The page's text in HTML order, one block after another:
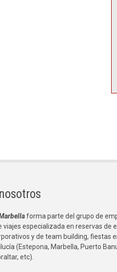
forma parte del grupo de
viajes especializada en reservas de
y de team building, fiestas
(Estepona, Marbella, Puerto
etc).